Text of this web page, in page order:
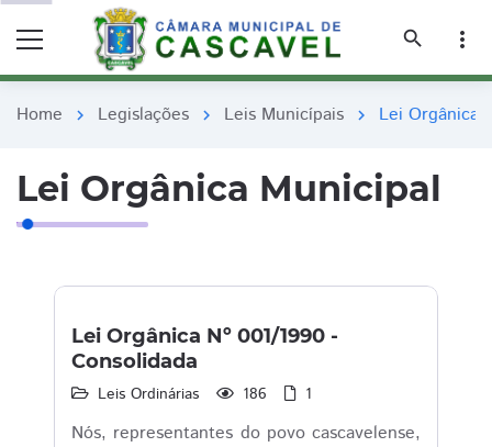
search
more_vert
Home chevron_right Legislações chevron_right Leis Municípais chevron_right Lei Orgânica
Lei Orgânica Municipal
Lei Orgânica Nº 001/1990 -
Consolidada
Leis Ordinárias 186 1
Nós, representantes do povo cascavelense,